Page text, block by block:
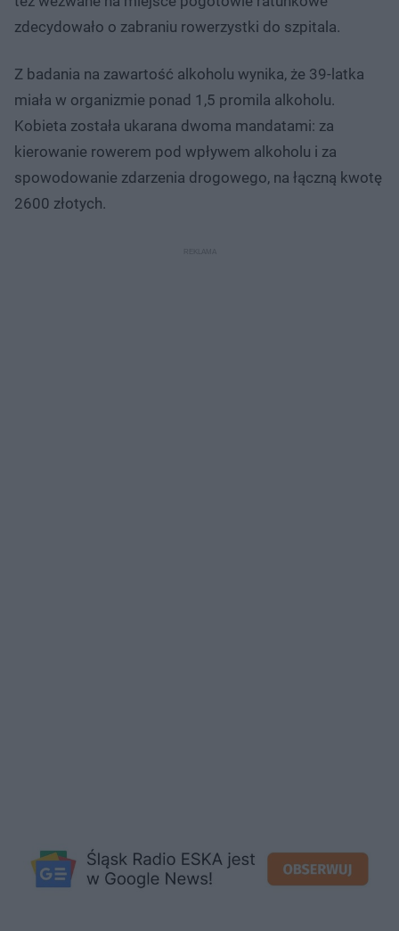
zdecydowało o zabraniu rowerzystki do szpitala.
Z badania na zawartość alkoholu wynika, że 39-latka
miała w organizmie ponad 1,5 promila alkoholu.
Kobieta została ukarana dwoma mandatami: za
kierowanie rowerem pod wpływem alkoholu i za
spowodowanie zdarzenia drogowego, na łączną kwotę
2600 złotych.